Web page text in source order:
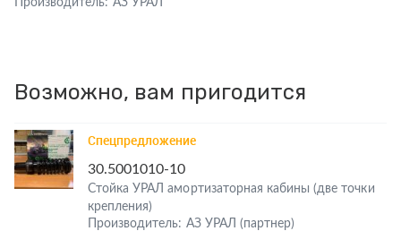
Производитель: АЗ УРАЛ
Возможно, вам пригодится
Спецпредложение
30.5001010-10
Стойка УРАЛ амортизаторная кабины (две точки
крепления)
Производитель: АЗ УРАЛ (партнер)